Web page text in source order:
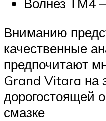
Вниманию
качественные
предпочитают
Grand Vitara на
дорогостоящей
смазке